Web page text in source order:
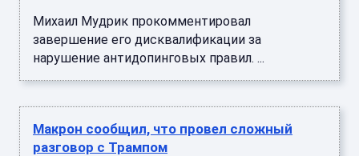
Михаил Мудрик прокомментировал
завершение его дисквалификации за
нарушение антидопинговых правил. ...
Макрон сообщил, что провел сложный
разговор с Трампом